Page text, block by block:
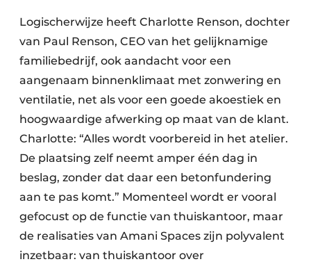
Logischerwijze heeft Charlotte Renson, dochter
van Paul Renson, CEO van het gelijknamige
familiebedrijf, ook aandacht voor een
aangenaam binnenklimaat met zonwering en
ventilatie, net als voor een goede akoestiek en
hoogwaardige afwerking op maat van de klant.
Charlotte: “Alles wordt voorbereid in het atelier.
De plaatsing zelf neemt amper één dag in
beslag, zonder dat daar een betonfundering
aan te pas komt.” Momenteel wordt er vooral
gefocust op de functie van thuiskantoor, maar
de realisaties van Amani Spaces zijn polyvalent
inzetbaar: van thuiskantoor over